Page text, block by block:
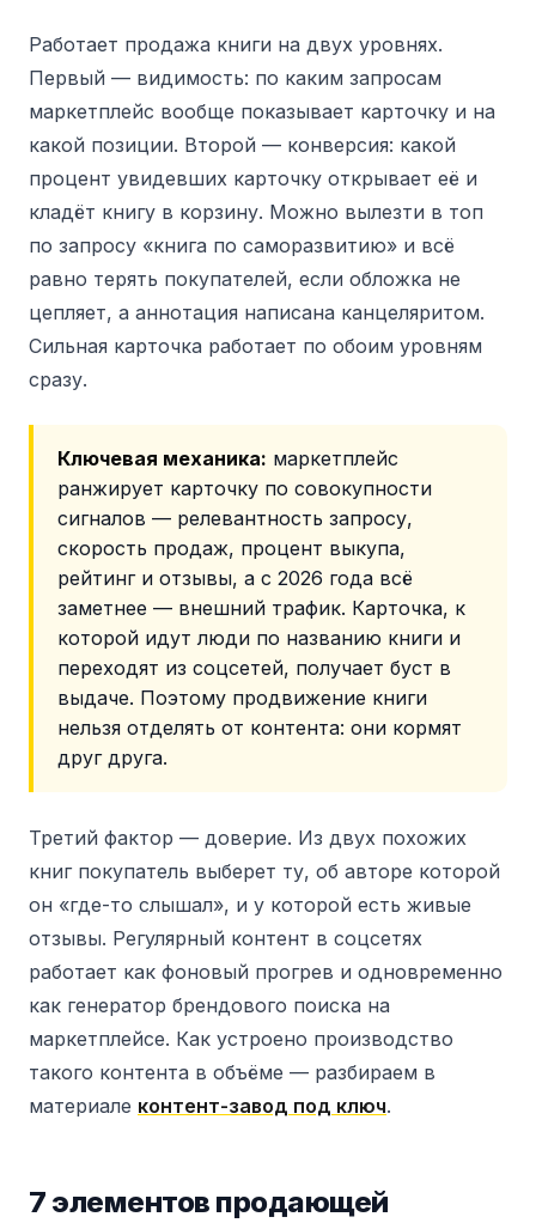
Работает продажа книги на двух уровнях.
Первый — видимость: по каким запросам
маркетплейс вообще показывает карточку и на
какой позиции. Второй — конверсия: какой
процент увидевших карточку открывает её и
кладёт книгу в корзину. Можно вылезти в топ
по запросу «книга по саморазвитию» и всё
равно терять покупателей, если обложка не
цепляет, а аннотация написана канцеляритом.
Сильная карточка работает по обоим уровням
сразу.
Ключевая механика: маркетплейс
ранжирует карточку по совокупности
сигналов — релевантность запросу,
скорость продаж, процент выкупа,
рейтинг и отзывы, а с 2026 года всё
заметнее — внешний трафик. Карточка, к
которой идут люди по названию книги и
переходят из соцсетей, получает буст в
выдаче. Поэтому продвижение книги
нельзя отделять от контента: они кормят
друг друга.
Третий фактор — доверие. Из двух похожих
книг покупатель выберет ту, об авторе которой
он «где-то слышал», и у которой есть живые
отзывы. Регулярный контент в соцсетях
работает как фоновый прогрев и одновременно
как генератор брендового поиска на
маркетплейсе. Как устроено производство
такого контента в объёме — разбираем в
материале контент-завод под ключ.
7 элементов продающей